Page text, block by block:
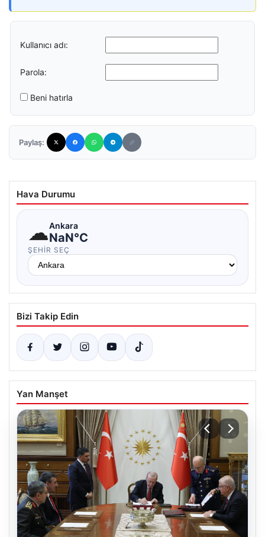
Kullanıcı adı:
Parola:
Beni hatırla
Paylaş:
Hava Durumu
☁Ankara
NaN°C
ŞEHIR SEÇ
Bizi Takip Edin
Yan Manşet